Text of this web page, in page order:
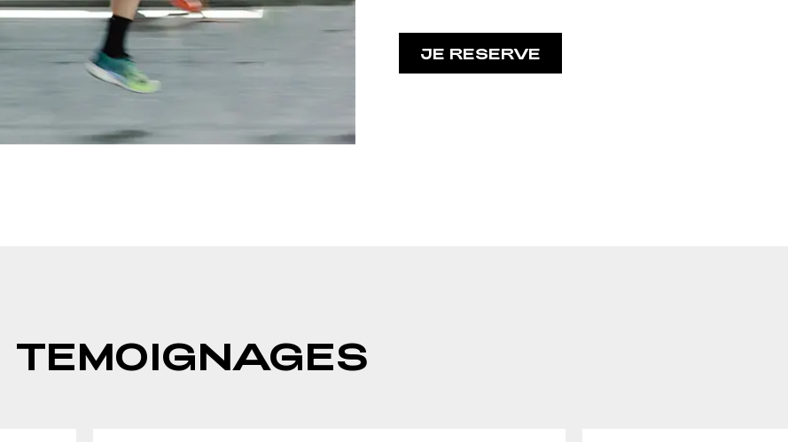
JE RESERVE
TEMOIGNAGES